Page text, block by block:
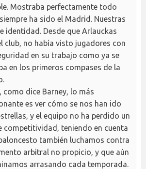
Mostraba perfectamente todo
ha sido el Madrid. Nuestras
identidad. Desde que Arlauckas
club, no había visto jugadores con
en su trabajo como ya se
en los primeros compases de la
como dice Barney, lo más
es ver cómo se nos han ido
y el equipo no ha perdido un
competitividad, teniendo en cuenta
también luchamos contra
arbitral no propicio, y que aún
arrasando cada temporada.